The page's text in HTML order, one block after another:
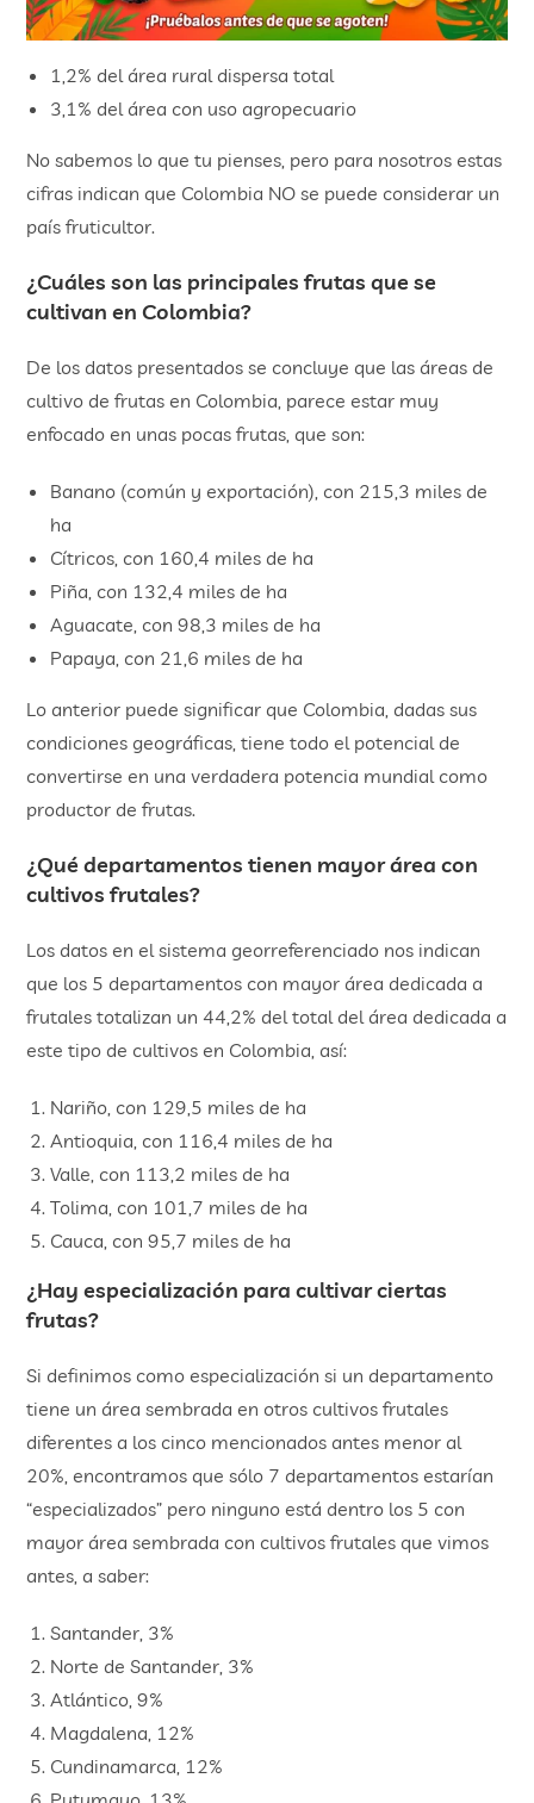
1,2% del área rural dispersa total
3,1% del área con uso agropecuario
No sabemos lo que tu pienses, pero para nosotros estas
cifras indican que Colombia NO se puede considerar un
país fruticultor.
¿Cuáles son las principales frutas que se
cultivan en Colombia?
De los datos presentados se concluye que las áreas de
cultivo de frutas en Colombia, parece estar muy
enfocado en unas pocas frutas, que son:
Banano (común y exportación), con 215,3 miles de
ha
Cítricos, con 160,4 miles de ha
Piña, con 132,4 miles de ha
Aguacate, con 98,3 miles de ha
Papaya, con 21,6 miles de ha
Lo anterior puede significar que Colombia, dadas sus
condiciones geográficas, tiene todo el potencial de
convertirse en una verdadera potencia mundial como
productor de frutas.
¿Qué departamentos tienen mayor área con
cultivos frutales?
Los datos en el sistema georreferenciado nos indican
que los 5 departamentos con mayor área dedicada a
frutales totalizan un 44,2% del total del área dedicada a
este tipo de cultivos en Colombia, así:
Nariño, con 129,5 miles de ha
Antioquia, con 116,4 miles de ha
Valle, con 113,2 miles de ha
Tolima, con 101,7 miles de ha
Cauca, con 95,7 miles de ha
¿Hay especialización para cultivar ciertas
frutas?
Si definimos como especialización si un departamento
tiene un área sembrada en otros cultivos frutales
diferentes a los cinco mencionados antes menor al
20%, encontramos que sólo 7 departamentos estarían
“especializados” pero ninguno está dentro los 5 con
mayor área sembrada con cultivos frutales que vimos
antes, a saber:
Santander, 3%
Norte de Santander, 3%
Atlántico, 9%
Magdalena, 12%
Cundinamarca, 12%